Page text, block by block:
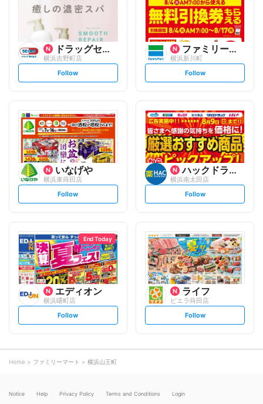
ドラッグセイムス
横浜吉野町店
s
o
w
Follow
ファミリーマート
横浜新川町
s
l
o
w
Follow
いなげや
横浜東蒔田店
s
l
o
w
Follow
ハックドラッグ
横浜南太田店
s
l
o
w
Follow
End Today
エディオン
横浜曙町店
s
l
o
Follow
ライフ
ビエラ蒔田店
s
l
Follow
Home ファミリーマート 横浜山王町
Notice Help Privacy Policy Terms and Conditions Login